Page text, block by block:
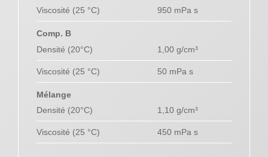
Viscosité (25 °C) 950 mPa s
Comp. B
Densité (20°C)
1,00 g/cm³
Viscosité (25 °C) 50 mPa s
Mélange
Densité (20°C)
1,10 g/cm³
Viscosité (25 °C) 450 mPa s